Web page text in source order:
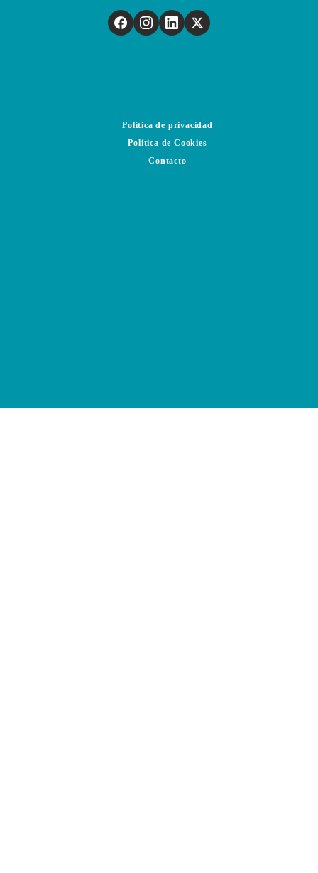
Política de privacidad
Política de Cookies
Contacto